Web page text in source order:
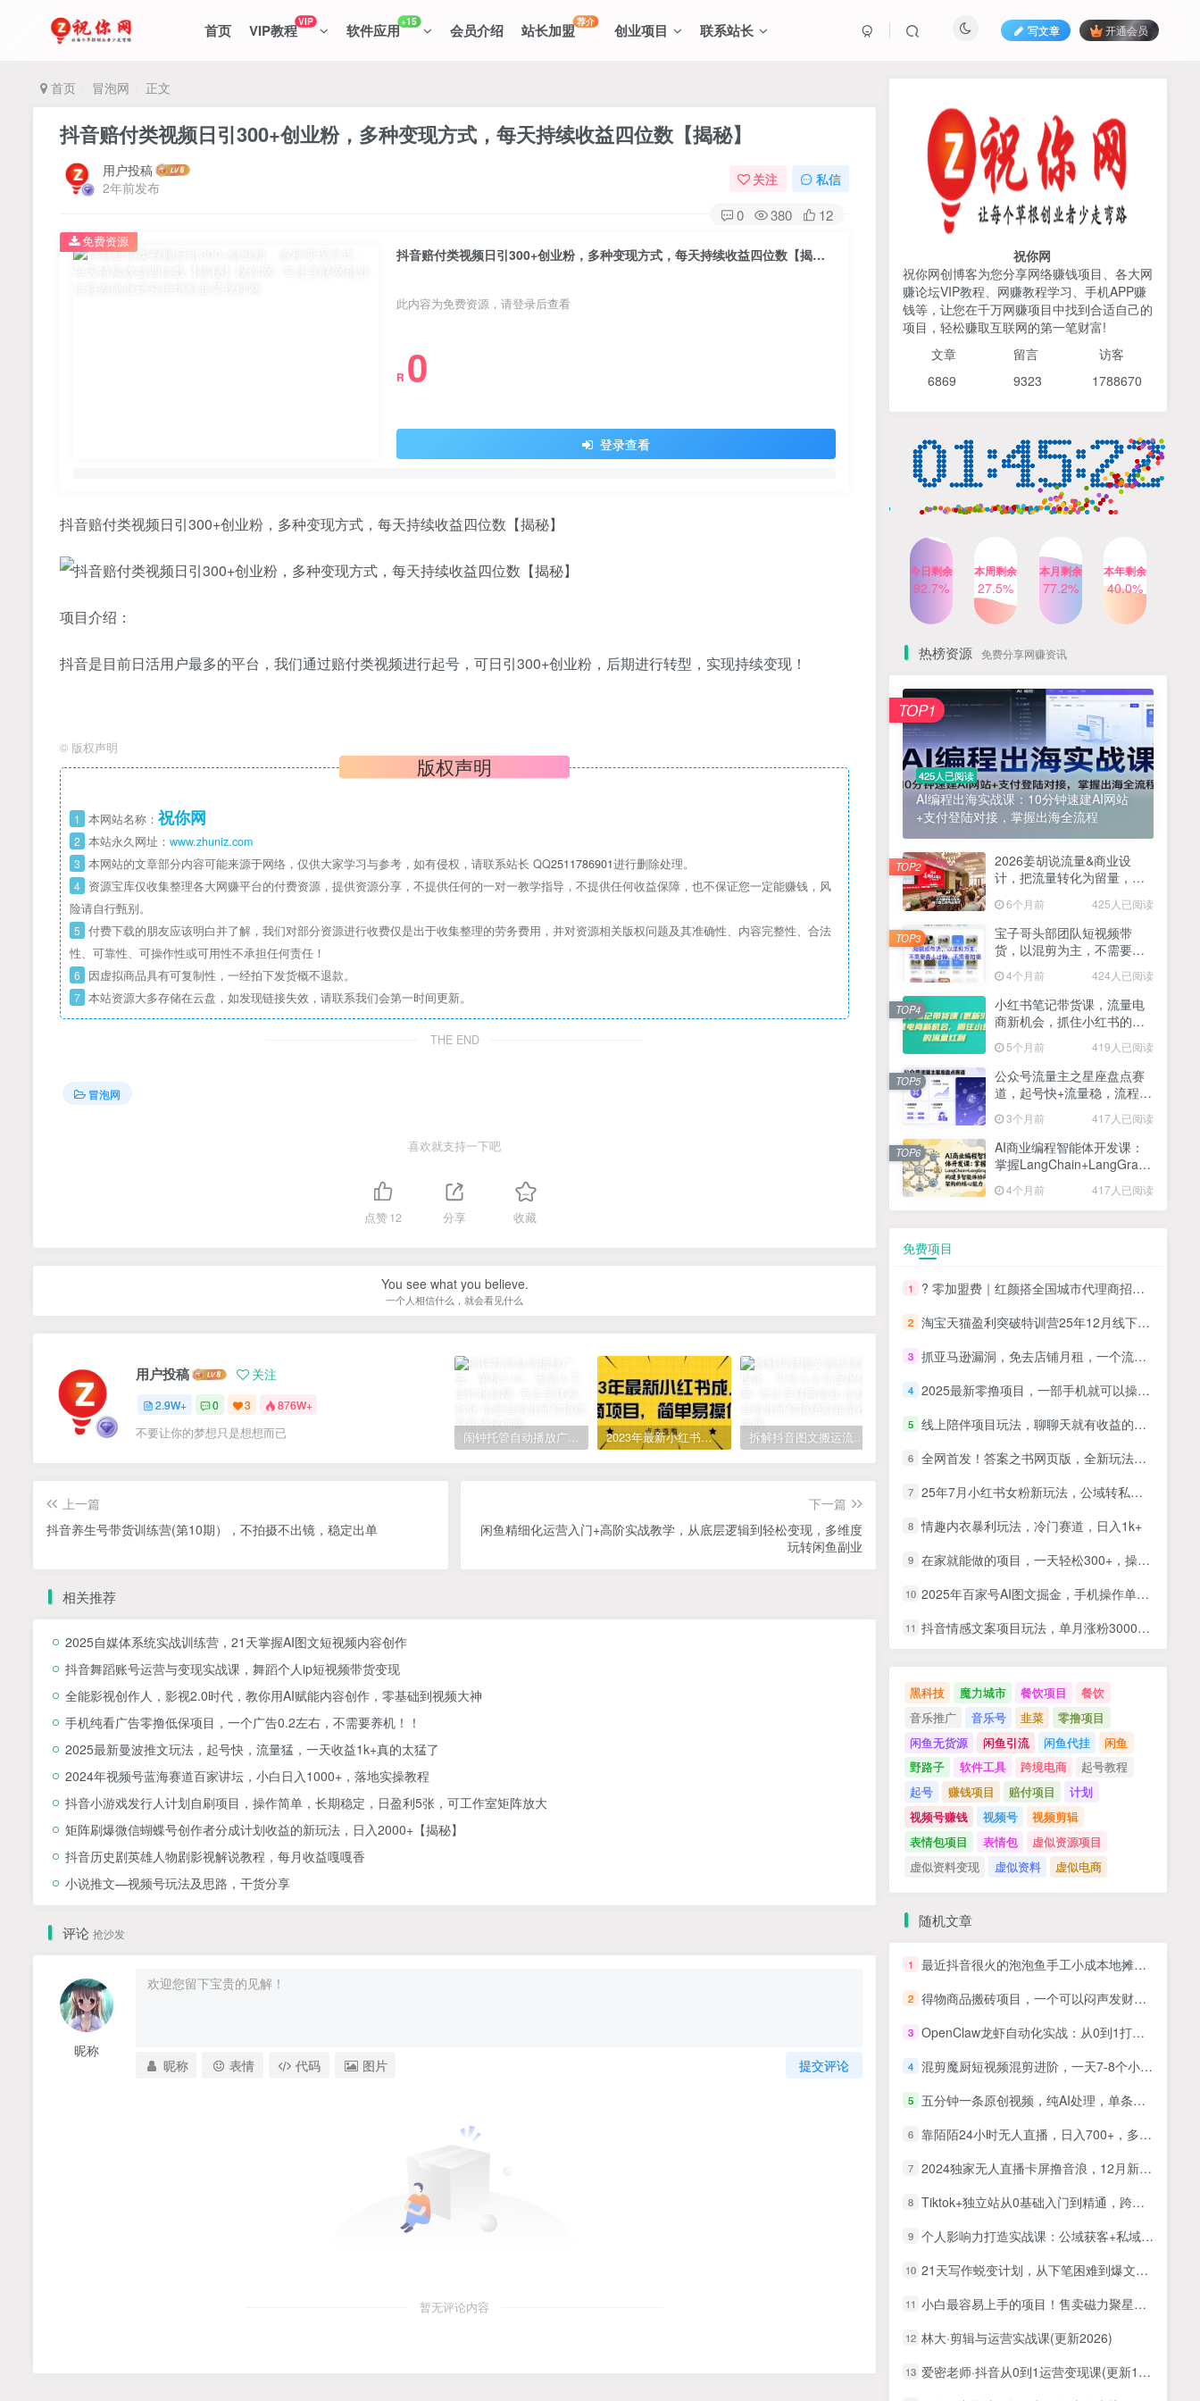
首页 VIP教程VIP 软件应用+15 会员介绍 站长加盟荐介 创业项目 联系站长 写文章 开通会员
首页 冒泡网 正文
抖音赔付类视频日引300+创业粉，多种变现方式，每天持续收益四位数【揭秘】
用户投稿
2年前发布
关注 私信
0 380 12
抖音赔付类视频日引300+创业粉，多种变现方式，每天持续收益四位数【揭秘】
此内容为免费资源，请登录后查看
R 0
登录查看
免费资源
抖音赔付类视频日引300+创业粉，多种变现方式，每天持续收益四位数【揭秘】
项目介绍：
抖音是目前日活用户最多的平台，我们通过赔付类视频进行起号，可日引300+创业粉，后期进行转型，实现持续变现！
© 版权声明
版权声明
1 本网站名称： 祝你网
2 本站永久网址： www.zhuniz.com
3 本网站的文章部分内容可能来源于网络，仅供大家学习与参考，如有侵权，请联系站长 QQ2511786901进行删除处理。
4 资源宝库仅收集整理各大网赚平台的付费资源，提供资源分享，不提供任何的一对一教学指导，不提供任何收益保障，也不保证您一定能赚钱，风
险请自行甄别。
5 付费下载的朋友应该明白并了解，我们对部分资源进行收费仅是出于收集整理的劳务费用，并对资源相关版权问题及其准确性、内容完整性、合法
性、可靠性、可操作性或可用性不承担任何责任！
6 因虚拟商品具有可复制性，一经拍下发货概不退款。
7 本站资源大多存储在云盘，如发现链接失效，请联系我们会第一时间更新。
THE END
冒泡网
喜欢就支持一下吧
点赞12 分享 收藏
You see what you believe.
一个人相信什么，就会看见什么
用户投稿 关注
2.9W+ 0 3 876W+
不要让你的梦想只是想想而已 闹钟托管自动播放广告，单机5-10，无需人工操作 2023年最新小红书成人电商项目，简单易操作【详细教程】 拆解抖音图文搬运流量掘金，可日入小几百
上一篇
抖音养生号带货训练营(第10期），不拍摄不出镜，稳定出单
下一篇
闲鱼精细化运营入门+高阶实战教学，从底层逻辑到轻松变现，多维度
玩转闲鱼副业
相关推荐
2025自媒体系统实战训练营，21天掌握AI图文短视频内容创作
抖音舞蹈账号运营与变现实战课，舞蹈个人ip短视频带货变现
全能影视创作人，影视2.0时代，教你用AI赋能内容创作，​零基础到视频大神
手机纯看广告零撸低保项目，一个广告0.2左右，不需要养机！！
2025最新曼波推文玩法，起号快，流量猛，一天收益1k+真的太猛了
2024年视频号蓝海赛道百家讲坛，小白日入1000+，落地实操教程
抖音小游戏发行人计划自刷项目，操作简单，长期稳定，日盈利5张，可工作室矩阵放大
矩阵刷爆微信蝴蝶号创作者分成计划收益的新玩法，日入2000+【揭秘】
抖音历史剧英雄人物剧影视解说教程，每月收益嘎嘎香
小说推文—视频号玩法及思路，干货分享
评论 抢沙发
昵称
提交评论
昵称 表情 代码 图片
暂无评论内容
425人已阅读
AI编程出海实战课：10分钟速建AI网站
+支付登陆对接，掌握出海全流程
TOP1
2026姜胡说流量&商业设
计，把流量转化为留量，设
计自己的商业模式
6个月前 425人已阅读
TOP2
货，以混剪为主，不需要真
小红书笔记带货课，流量电
商新机会，抓住小红书的流
量红利(更新26年2月)
5个月前 419人已阅读
TOP4
公众号流量主之星座盘点赛
3个月前
TOP5
AI商业编程智能体开发课：
掌握LangChain+LangGraph
构建多智能体协同架构的核
4个月前 417人已阅读
TOP6
1 ? 零加盟费｜红颜搭全国城市代理商招募正式启动！
2 淘宝天猫盈利突破特训营25年12月线下课，系统性的深度剖析电商企业经营之道，打造电商标准化运营体系
3 抓亚马逊漏洞，免去店铺月租，一个流量大竞争小，让你有机会成大卖的赛道
2025最新零撸项目，一部手机就可以操作，20秒一单，零投入纯薅羊毛，无门槛，一天200+【揭秘】
5 线上陪伴项目玩法，聊聊天就有收益的项目，一个月收益5000+
6 全网首发！答案之书网页版，全新玩法，搭配文档和网页，日入1k+零门槛小白首选副业
7 25年7月小红书女粉新玩法，公域转私域变现，日轻松变现2张+，5分钟简单复制好上手
8 情趣内衣暴利玩法，冷门赛道，日入1k+
9 在家就能做的项目，一天轻松300+，操作简单上手快
10 2025年百家号AI图文掘金，手机操作单号月入4-5位数，低门槛【附指令+工具】
抖音情感文案项目玩法，单月涨粉3000+，新手小白也能做
祝你网
祝你网创博客为您分享网络赚钱项目、各大网
赚论坛VIP教程、网赚教程学习、手机APP赚
钱等，让您在千万网赚项目中找到合适自己的
项目，轻松赚取互联网的第一笔财富!
文章 留言 访客
6869 9323 1788670
今日剩余
92.7%
本周剩余
27.5%
本月剩余
77.2%
本年剩余
40.0%
热榜资源 免费分享网赚资讯
425人已阅读
AI编程出海实战课：10分钟速建AI网站
+支付登陆对接，掌握出海全流程
TOP1
2026姜胡说流量&商业设
计，把流量转化为留量，设
6个月前 425人已阅读
TOP2
宝子哥头部团队短视频带
货，以混剪为主，不需要真
26年3月】
4个月前 424人已阅读
TOP3
小红书笔记带货课，流量电
商新机会，抓住小红书的流
5个月前 419人已阅读
TOP4
公众号流量主之星座盘点赛
道，起号快+流量稳，流程简
3个月前 417人已阅读
TOP5
AI商业编程智能体开发课：
掌握LangChain+LangGraph
心能力
4个月前 417人已阅读
TOP6
免费项目
1 ? 零加盟费｜红颜搭全国城市代理商招募正式启动！
2 淘宝天猫盈利突破特训营25年12月线下课，系统性的深度剖析电商企业经营之道，打造电商标准化运营体系
3 抓亚马逊漏洞，免去店铺月租，一个流量大竞争小，让你有机会成大卖的赛道
4 2025最新零撸项目，一部手机就可以操作，20秒一单，零投入纯薅羊毛，无门槛，一天200+【揭秘】
5 线上陪伴项目玩法，聊聊天就有收益的项目，一个月收益5000+
6 全网首发！答案之书网页版，全新玩法，搭配文档和网页，日入1k+零门槛小白首选副业
7 25年7月小红书女粉新玩法，公域转私域变现，日轻松变现2张+，5分钟简单复制好上手
8 情趣内衣暴利玩法，冷门赛道，日入1k+
9 在家就能做的项目，一天轻松300+，操作简单上手快
10 2025年百家号AI图文掘金，手机操作单号月入4-5位数，低门槛【附指令+工具】
11 抖音情感文案项目玩法，单月涨粉3000+，新手小白也能做
黑科技 魔力城市 餐饮项目
餐饮
音乐推广
音乐号 韭菜
零撸项目
闲鱼无货源
闲鱼引流 闲鱼代挂
闲鱼
野路子
软件工具 跨境电商
起号教程
起号
赚钱项目 赔付项目
计划
视频号赚钱
视频号
视频剪辑
表情包项目
表情包
虚似资源项目
虚似资料变现
虚似资料 虚似电商
随机文章
1 最近抖音很火的泡泡鱼手工小成本地摊创业项目，日賺500+项目课程解析
2 得物商品搬砖项目，一个可以闷声发财的项目，一单利润30-500+（附渠道）
3 OpenClaw龙虾自动化实战：从0到1打造你的全能办公机器人，立刻解放双手，效率直接拉满
4 混剪魔厨短视频混剪进阶，一天7-8个小时，单人日剪200条实战攻略教学
5 五分钟一条原创视频，纯AI处理，单条视频热度上千万【揭秘】
6 靠陌陌24小时无人直播，日入700+，多种变现方式
7 2024独家无人直播卡屏撸音浪，12月新出教程，收益稳定，无需看守 日入1000+
8 Tiktok+独立站从0基础入门到精通，跨境电商独立站新手必学课（33节课）
9 个人影响力打造实战课：公域获客+私域IP+知识付费，打通IP变现闭环
10 21天写作蜕变计划，从下笔困难到爆文创作，系统掌握变现方法论
11 小白最容易上手的项目！售卖磁力聚星开通码，一单20，一天十几单，轻松…
12 林大·剪辑与运营实战课(更新2026)
13 爱密老师·抖音从0到1运营变现课(更新11月)